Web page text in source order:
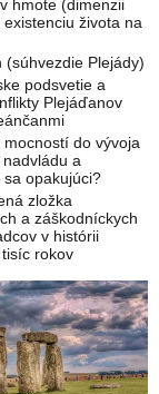
hmote (dimenzii
života na
(súhvezdie Plejády)
podsvetie a
Plejáďanov
do vývoja
a
opakujúci?
zložka
a záškodníckych
v histórii
rokov